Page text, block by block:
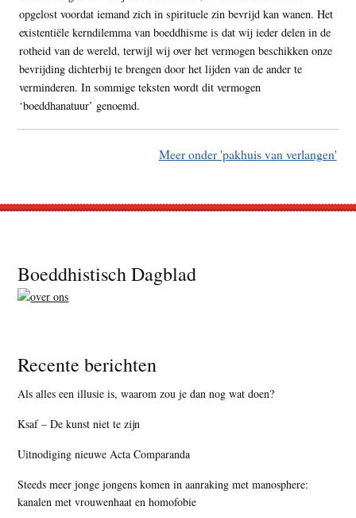
opgelost voordat iemand zich in spirituele zin bevrijd kan wanen. Het
existentiële kerndilemma van boeddhisme is dat wij ieder delen in de
rotheid van de wereld, terwijl wij over het vermogen beschikken onze
bevrijding dichterbij te brengen door het lijden van de ander te
verminderen. In sommige teksten wordt dit vermogen
‘boeddhanatuur’ genoemd.
Meer onder 'pakhuis van verlangen'
Footer
Boeddhistisch Dagblad
Recente berichten
Als alles een illusie is, waarom zou je dan nog wat doen?
Ksaf – De kunst niet te zijn
Uitnodiging nieuwe Acta Comparanda
Steeds meer jonge jongens komen in aanraking met manosphere:
kanalen met vrouwenhaat en homofobie